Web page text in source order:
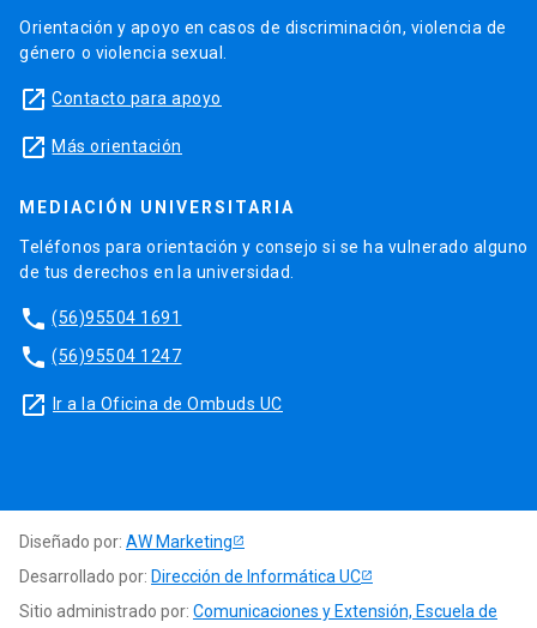
Orientación y apoyo en casos de discriminación, violencia de
género o violencia sexual.
launch Contacto para apoyo
launch Más orientación
MEDIACIÓN UNIVERSITARIA
Teléfonos para orientación y consejo si se ha vulnerado alguno
de tus derechos en la universidad.
phone (56)95504 1691
phone (56)95504 1247
launch Ir a la Oficina de Ombuds UC
Diseñado por: AW Marketing
Desarrollado por: Dirección de Informática UC
Sitio administrado por: Comunicaciones y Extensión, Escuela de